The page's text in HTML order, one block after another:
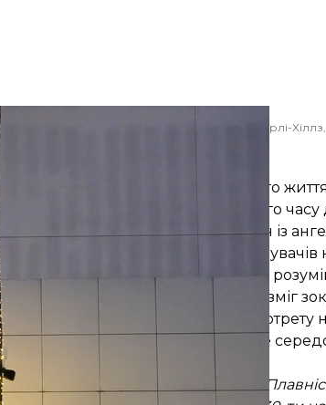
Мона Лізи Леонардо да Вінчі, у Беверлі-
вдосконалював упродовж усього
підмайстру за традицією того
». Таким елементом був один із
картина, звертають увагу
підкреслює, що сам Верроккйо це
вчителя молодий Леонардо зміг
цієї техніки, яка надала портрету
Створене ним світло-повітряне
погляду, шкірі — тілесності.